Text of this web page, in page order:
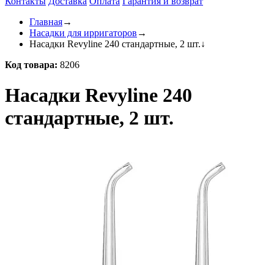
Главная→
Насадки для ирригаторов →
Насадки Revyline 240 стандартные, 2 шт.↓
Код товара: 8206
Насадки Revyline 240
стандартные, 2 шт.